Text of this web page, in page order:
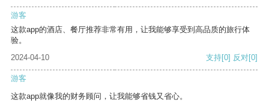
游客
这款app的酒店、餐厅推荐非常有用，让我能够享受到高品质的旅行体
验。
2024-04-10
支持[0] 反对[0]
游客
这款app就像我的财务顾问，让我能够省钱又省心。